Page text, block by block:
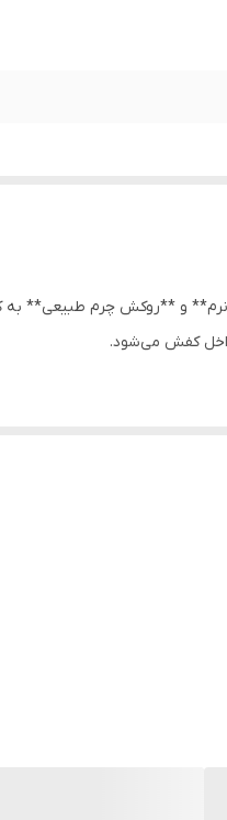
نرم** و **روکش چرم طبیعی**
کفش می‌شود.